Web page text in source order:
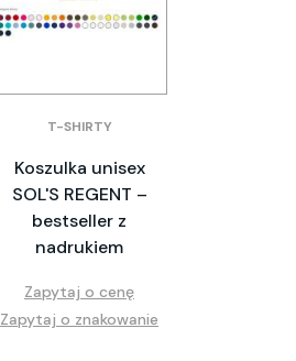
T-SHIRTY
Koszulka unisex
SOL'S REGENT –
bestseller z
nadrukiem
Zapytaj o cenę
Zapytaj o znakowanie